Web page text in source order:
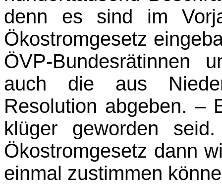
denn es sind im
Ökostromgesetz
ÖVP-Bundesrätinnen
auch die aus
Resolution abgeben. –
klüger geworden
Ökostromgesetz dann
einmal zustimmen